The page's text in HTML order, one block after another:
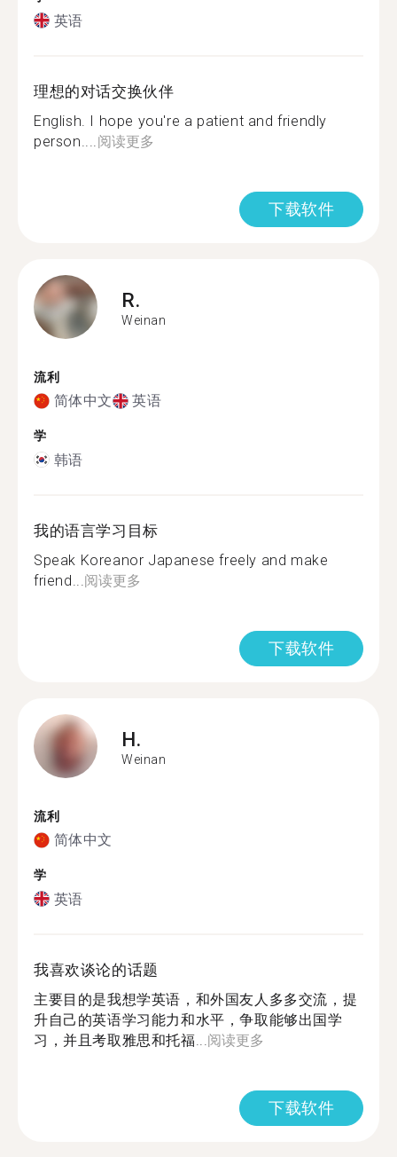
英语
理想的对话交换伙伴
English. I hope you're a patient and friendly
person.... 阅读更多
下载软件
R.
Weinan
流利
简体中文 英语
学
韩语
我的语言学习目标
Speak Koreanor Japanese freely and make
friend... 阅读更多
下载软件
H.
Weinan
流利
简体中文
学
英语
我喜欢谈论的话题
主要目的是我想学英语，和外国友人多多交流，提
升自己的英语学习能力和水平，争取能够出国学
习，并且考取雅思和托福... 阅读更多
下载软件